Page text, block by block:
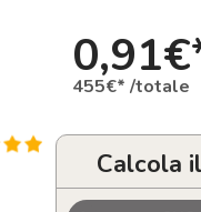
455€* /totale
Calcola